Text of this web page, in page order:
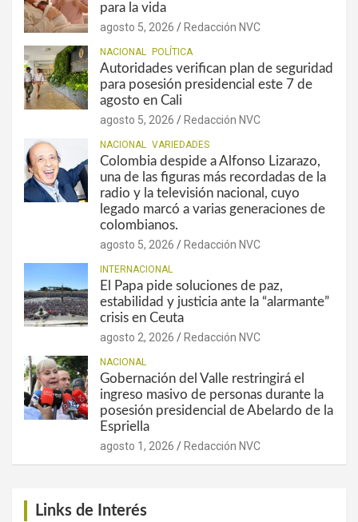
para la vida
agosto 5, 2026 Redacción NVC
NACIONAL POLÍTICA
Autoridades verifican plan de seguridad
para posesión presidencial este 7 de
agosto en Cali
agosto 5, 2026 Redacción NVC
NACIONAL VARIEDADES
Colombia despide a Alfonso Lizarazo,
una de las figuras más recordadas de la
radio y la televisión nacional, cuyo
legado marcó a varias generaciones de
colombianos.
agosto 5, 2026 Redacción NVC
INTERNACIONAL
El Papa pide soluciones de paz,
estabilidad y justicia ante la “alarmante”
crisis en Ceuta
agosto 2, 2026 Redacción NVC
NACIONAL
Gobernación del Valle restringirá el
ingreso masivo de personas durante la
posesión presidencial de Abelardo de la
Espriella
agosto 1, 2026 Redacción NVC
Links de Interés